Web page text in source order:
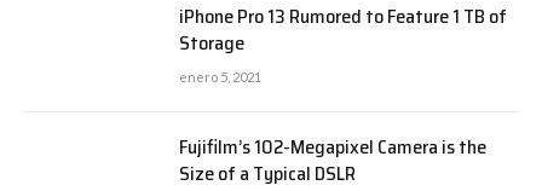
iPhone Pro 13 Rumored to Feature 1 TB of
Storage
enero 5, 2021
Fujifilm’s 102-Megapixel Camera is the
Size of a Typical DSLR